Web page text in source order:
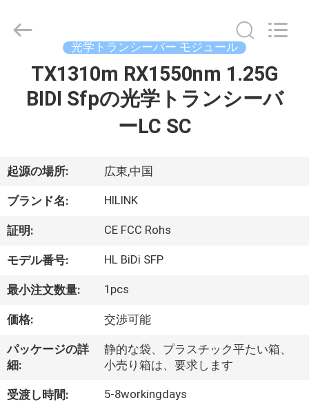
品
わ
た
し
た
に
つ
supplier.
Copyright
Technology
光学トランシーバー モジュール
TX1310m RX1550nm 1.25G
BIDI Sfpの光学トランシーバ
ーLC SC
起源の場所: 広東,中国
ブランド名: HILINK
証明: CE FCC Rohs
モデル番号: HL BiDi SFP
最小注文数量: 1pcs
価格: 交渉可能
パッケージの詳
細:
静的な袋、プラスチック平たい箱、
小売り箱は、要求します
受渡し時間: 5-8workingdays